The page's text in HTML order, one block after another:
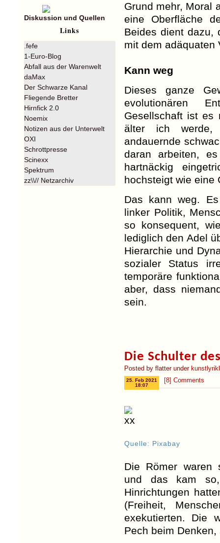
Diskussion und Quellen
Links
.fefe
1-Euro-Blog
Abfall aus der Warenwelt
daMax
Der Schwarze Kanal
Fliegende Bretter
Hirnfick 2.0
Noemix
Notizen aus der Unterwelt
OXI
Schrottpresse
Scinexx
Spektrum
zz\\// Netzarchiv
Grund mehr, Moral
eine Oberfläche
Beides dient dazu,
mit dem adäquaten
Kann weg
Dieses ganze
evolutionären
Gesellschaft ist es
älter ich werde,
andauernde
daran arbeiten,
hartnäckig
hochsteigt wie eine
Das kann weg.
linker Politik,
so konsequent,
lediglich den Adel
Hierarchie und
sozialer Status
temporäre
aber, dass
sein.
Die Schulter
Posted by flatter under
[8] Comments
25. Feb 2021
18:07
Quelle: Pixabay
Die Römer waren
und das kam
Hinrichtungen
(Freiheit,
exekutierten. Die
Pech beim